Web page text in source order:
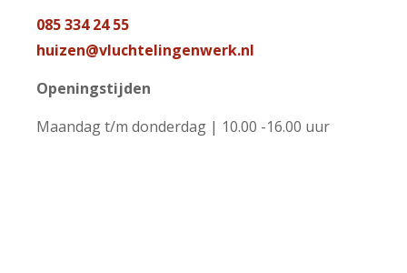
Telefoon
contact
085 334 24 55
Mail
huizen@vluchtelingenwerk.nl
Openingstijden
Maandag t/m donderdag | 10.00 -16.00 uur
+
−